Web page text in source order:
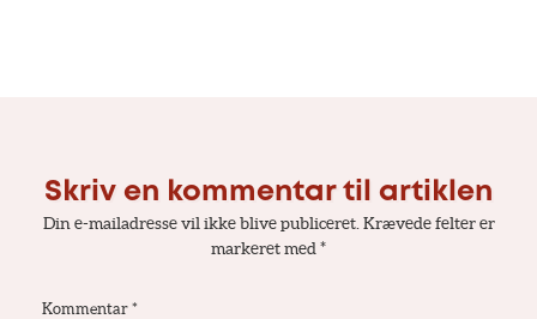
Skriv en kommentar til artiklen
Din e-mailadresse vil ikke blive publiceret. Krævede felter er
markeret med *
Kommentar *